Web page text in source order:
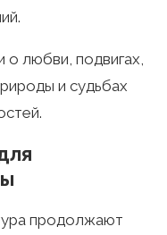
о любви, подвигах,
и судьбах
продолжают